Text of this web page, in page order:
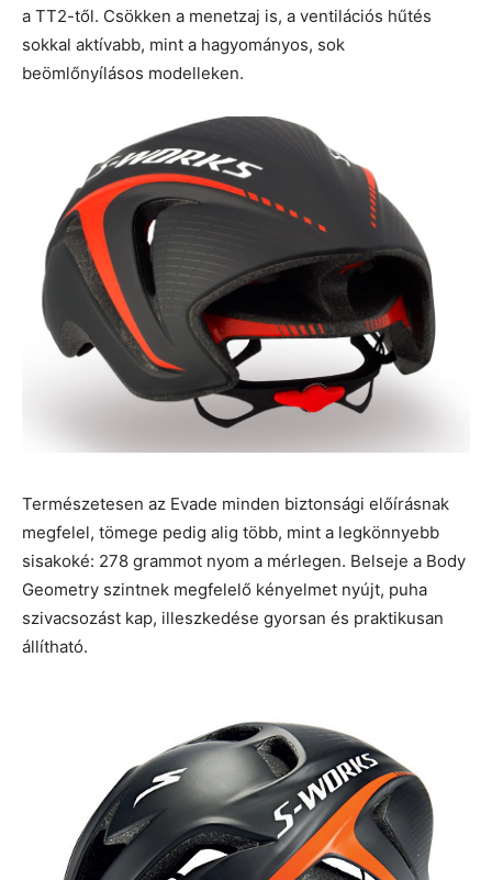
a TT2-től. Csökken a menetzaj is, a ventilációs hűtés
sokkal aktívabb, mint a hagyományos, sok
beömlőnyílásos modelleken.
Természetesen az Evade minden biztonsági előírásnak
megfelel, tömege pedig alig több, mint a legkönnyebb
sisakoké: 278 grammot nyom a mérlegen. Belseje a Body
Geometry szintnek megfelelő kényelmet nyújt, puha
szivacsozást kap, illeszkedése gyorsan és praktikusan
állítható.